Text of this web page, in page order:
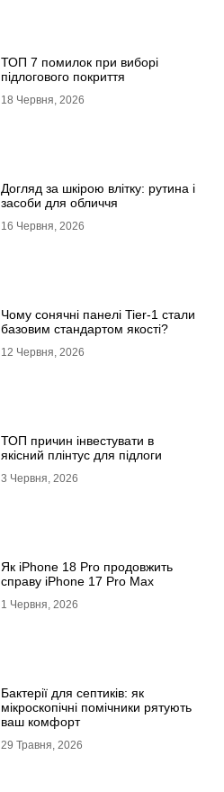
ТОП 7 помилок при виборі
підлогового покриття
18 Червня, 2026
Догляд за шкірою влітку: рутина і
засоби для обличчя
16 Червня, 2026
Чому сонячні панелі Tier-1 стали
базовим стандартом якості?
12 Червня, 2026
ТОП причин інвестувати в
якісний плінтус для підлоги
3 Червня, 2026
Як iPhone 18 Pro продовжить
справу iPhone 17 Pro Max
1 Червня, 2026
Бактерії для септиків: як
мікроскопічні помічники рятують
ваш комфорт
29 Травня, 2026